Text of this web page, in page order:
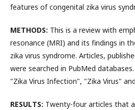
features of congenital zika virus
METHODS: This is a review with
resonance (MRI) and its findings in
zika virus syndrome. Articles,
were searched in PubMed
"Zika Virus Infection", "Zika Virus"
RESULTS: Twenty-four articles that